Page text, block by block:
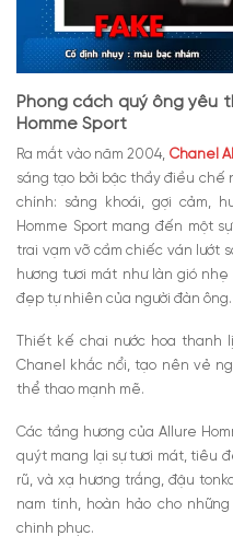
Phong cách quý ông yêu
Homme Sport
Ra mắt vào năm 2004, Chanel
sáng tạo bởi bậc thầy điều chế
chính: sảng khoái, gợi cảm,
Homme Sport mang đến một
trai vạm vỡ cầm chiếc ván lướt
hương tươi mát như làn gió
đẹp tự nhiên của người đàn ông.
Thiết kế chai nước hoa thanh
Chanel khắc nổi, tạo nên vẻ
thể thao mạnh mẽ.
Các tầng hương của Allure
quýt mang lại sự tươi mát, tiêu
rũ, và xạ hương trắng, đậu
nam tính, hoàn hảo cho
chinh phục.